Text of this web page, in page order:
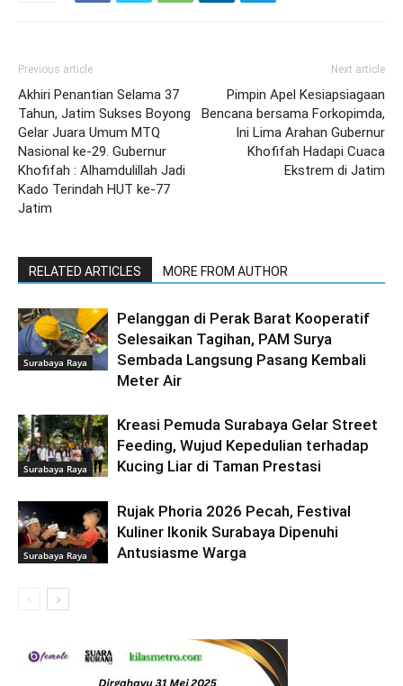
Previous article
Akhiri Penantian Selama 37
Tahun, Jatim Sukses Boyong
Gelar Juara Umum MTQ
Nasional ke-29. Gubernur
Khofifah : Alhamdulillah Jadi
Kado Terindah HUT ke-77
Jatim
Next article
Pimpin Apel Kesiapsiagaan
Bencana bersama Forkopimda,
Ini Lima Arahan Gubernur
Khofifah Hadapi Cuaca
Ekstrem di Jatim
RELATED ARTICLES MORE FROM AUTHOR
Surabaya Raya
Pelanggan di Perak Barat Kooperatif
Selesaikan Tagihan, PAM Surya
Sembada Langsung Pasang Kembali
Meter Air
Surabaya Raya
Kreasi Pemuda Surabaya Gelar Street
Feeding, Wujud Kepedulian terhadap
Kucing Liar di Taman Prestasi
Surabaya Raya
Rujak Phoria 2026 Pecah, Festival
Kuliner Ikonik Surabaya Dipenuhi
Antusiasme Warga